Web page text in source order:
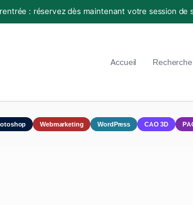
: réservez dès maintenant votre session de
Accueil
Webmarketing WordPress CAO 3D